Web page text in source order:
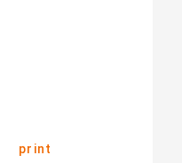
print